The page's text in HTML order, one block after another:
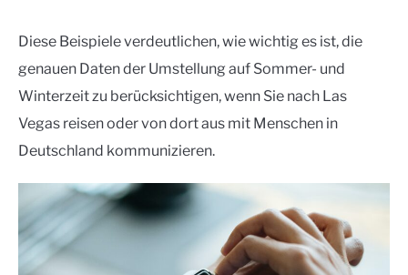
Diese Beispiele verdeutlichen, wie wichtig es ist, die
genauen Daten der Umstellung auf Sommer- und
Winterzeit zu berücksichtigen, wenn Sie nach Las
Vegas reisen oder von dort aus mit Menschen in
Deutschland kommunizieren.